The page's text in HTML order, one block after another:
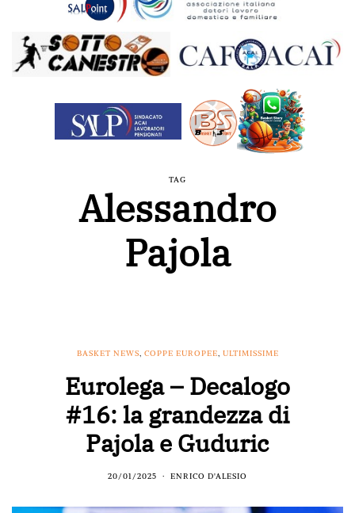
TAG
Alessandro
Pajola
BASKET NEWS, COPPE EUROPEE, ULTIMISSIME
Eurolega – Decalogo
#16: la grandezza di
Pajola e Guduric
20/01/2025 ENRICO D'ALESIO